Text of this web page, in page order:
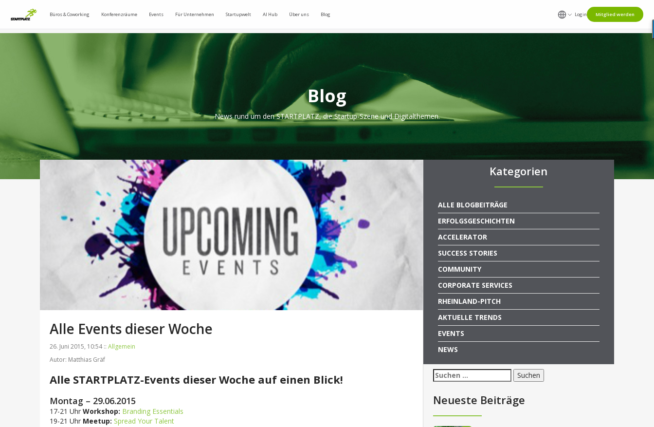
Büros & Coworking Konferenzräume Events Für Unternehmen Startupwelt AI Hub Über uns Blog Login Mitglied werden
Blog
News rund um den STARTPLATZ, die Startup-Szene und Digitalthemen.
Alle Events dieser Woche
26. Juni 2015, 10:54 :: Allgemein
Autor: Matthias Gräf
Alle STARTPLATZ-Events dieser Woche auf einen Blick!
Montag – 29.06.2015
17-21 Uhr Workshop: Branding Essentials
19-21 Uhr Meetup: Spread Your Talent
Kategorien
ALLE BLOGBEITRÄGE
ERFOLGSGESCHICHTEN
ACCELERATOR
SUCCESS STORIES
COMMUNITY
CORPORATE SERVICES
RHEINLAND-PITCH
AKTUELLE TRENDS
EVENTS
NEWS
Suchen
nach:
Neueste Beiträge